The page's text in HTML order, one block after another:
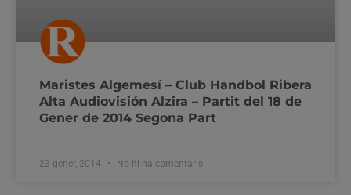
Maristes Algemesí – Club Handbol Ribera
Alta Audiovisión Alzira – Partit del 18 de
Gener de 2014 Segona Part
23 gener, 2014 No hi ha comentaris